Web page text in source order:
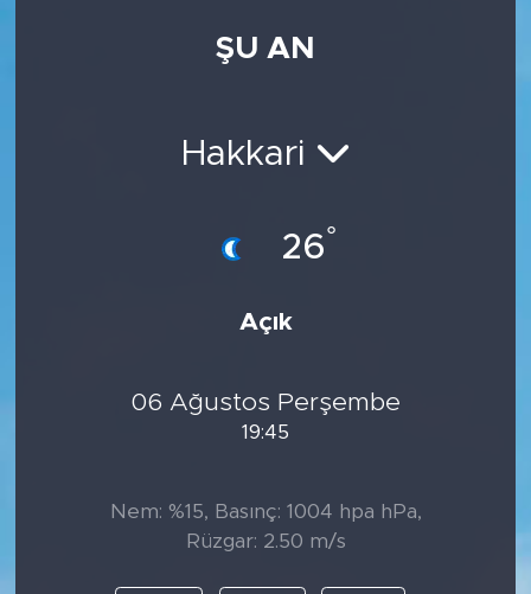
ŞU AN
Hakkari
26°
Açık
06 Ağustos Perşembe
19:45
Nem: %15, Basınç: 1004 hpa hPa,
Rüzgar: 2.50 m/s